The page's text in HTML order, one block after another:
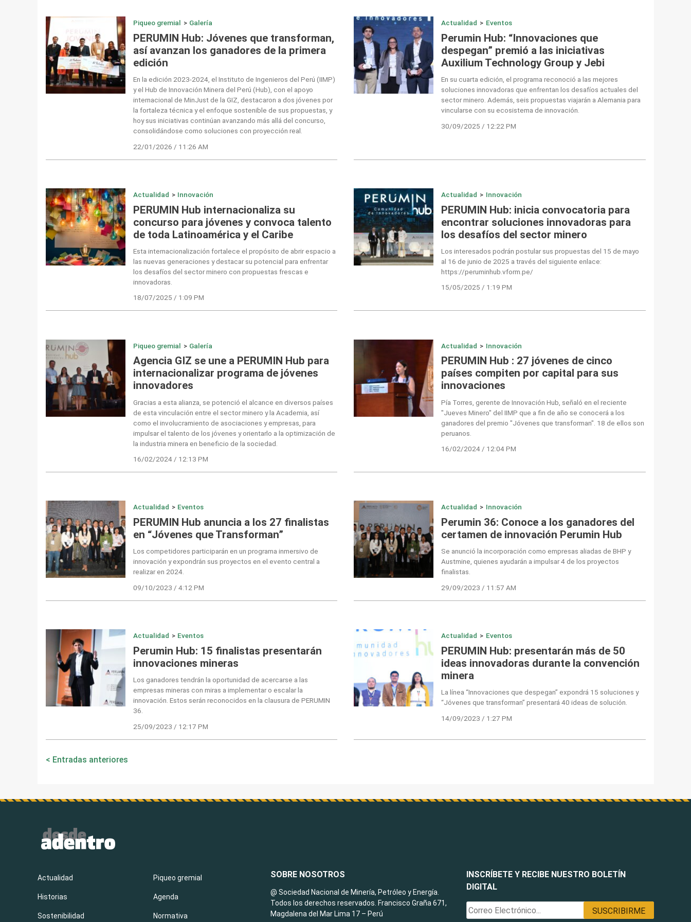
Piqueo gremial > Galería
PERUMIN Hub: Jóvenes que transforman,
así avanzan los ganadores de la primera
edición
En la edición 2023-2024, el Instituto de Ingenieros del Perú (IIMP)
y el Hub de Innovación Minera del Perú (Hub), con el apoyo
internacional de MinJust de la GIZ, destacaron a dos jóvenes por
la fortaleza técnica y el enfoque sostenible de sus propuestas, y
hoy sus iniciativas continúan avanzando más allá del concurso,
consolidándose como soluciones con proyección real.
22/01/2026 / 11:26 AM
Actualidad > Eventos
Perumin Hub: “Innovaciones que
despegan” premió a las iniciativas
Auxilium Technology Group y Jebi
En su cuarta edición, el programa reconoció a las mejores
soluciones innovadoras que enfrentan los desafíos actuales del
sector minero. Además, seis propuestas viajarán a Alemania para
vincularse con su ecosistema de innovación.
30/09/2025 / 12:22 PM
Actualidad > Innovación
PERUMIN Hub internacionaliza su
concurso para jóvenes y convoca talento
de toda Latinoamérica y el Caribe
Esta internacionalización fortalece el propósito de abrir espacio a
las nuevas generaciones y destacar su potencial para enfrentar
los desafíos del sector minero con propuestas frescas e
innovadoras.
18/07/2025 / 1:09 PM
Actualidad > Innovación
PERUMIN Hub: inicia convocatoria para
encontrar soluciones innovadoras para
los desafíos del sector minero
Los interesados podrán postular sus propuestas del 15 de mayo
al 16 de junio de 2025 a través del siguiente enlace:
https://peruminhub.vform.pe/
15/05/2025 / 1:19 PM
Piqueo gremial > Galería
Agencia GIZ se une a PERUMIN Hub para
internacionalizar programa de jóvenes
innovadores
Gracias a esta alianza, se potenció el alcance en diversos países
de esta vinculación entre el sector minero y la Academia, así
como el involucramiento de asociaciones y empresas, para
impulsar el talento de los jóvenes y orientarlo a la optimización de
la industria minera en beneficio de la sociedad.
16/02/2024 / 12:13 PM
Actualidad > Innovación
PERUMIN Hub : 27 jóvenes de cinco
países compiten por capital para sus
innovaciones
Pía Torres, gerente de Innovación Hub, señaló en el reciente
"Jueves Minero" del IIMP que a fin de año se conocerá a los
ganadores del premio "Jóvenes que transforman". 18 de ellos son
peruanos.
16/02/2024 / 12:04 PM
Actualidad > Eventos
PERUMIN Hub anuncia a los 27 finalistas
en “Jóvenes que Transforman”
Los competidores participarán en un programa inmersivo de
innovación y expondrán sus proyectos en el evento central a
realizar en 2024.
09/10/2023 / 4:12 PM
Actualidad > Innovación
Perumin 36: Conoce a los ganadores del
certamen de innovación Perumin Hub
Se anunció la incorporación como empresas aliadas de BHP y
Austmine, quienes ayudarán a impulsar 4 de los proyectos
finalistas.
29/09/2023 / 11:57 AM
Actualidad > Eventos
Perumin Hub: 15 finalistas presentarán
innovaciones mineras
Los ganadores tendrán la oportunidad de acercarse a las
empresas mineras con miras a implementar o escalar la
innovación. Estos serán reconocidos en la clausura de PERUMIN
36.
25/09/2023 / 12:17 PM
Actualidad > Eventos
PERUMIN Hub: presentarán más de 50
ideas innovadoras durante la convención
minera
La línea “Innovaciones que despegan” expondrá 15 soluciones y
“Jóvenes que transforman” presentará 40 ideas de solución.
14/09/2023 / 1:27 PM
Navegación
Entradas anteriores
INSCRÍBETE Y RECIBE NUESTRO BOLETÍN
DIGITAL
Actualidad
Historias
Sostenibilidad
Piqueo gremial
Agenda
Normativa
SOBRE NOSOTROS
@ Sociedad Nacional de Minería, Petróleo y Energía.
Todos los derechos reservados. Francisco Graña 671,
Magdalena del Mar Lima 17 – Perú